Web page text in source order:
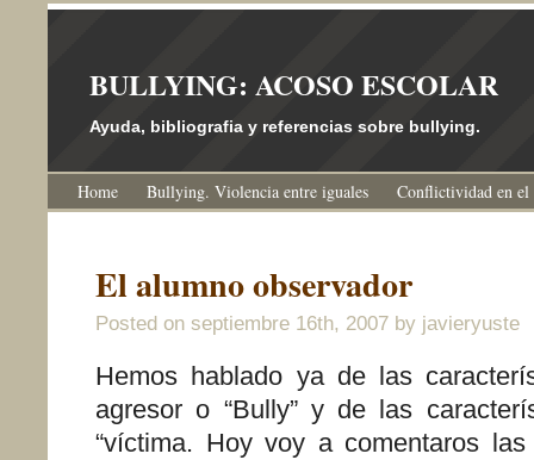
BULLYING: ACOSO ESCOLAR
Ayuda, bibliografia y referencias sobre bullying.
Home Bullying. Violencia entre iguales Conflictividad en
El alumno observador
Posted on septiembre 16th, 2007 by javieryuste
Hemos hablado ya de las
agresor o “Bully” y de las
“víctima. Hoy voy a comentaros